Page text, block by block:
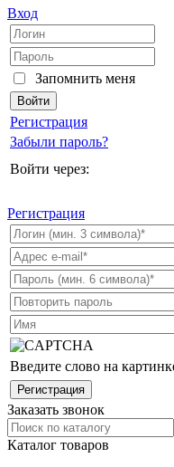
Вход
Запомнить меня
Регистрация
Забыли пароль?
Войти через:
Регистрация
Введите слово на
Заказать звонок
Каталог товаров